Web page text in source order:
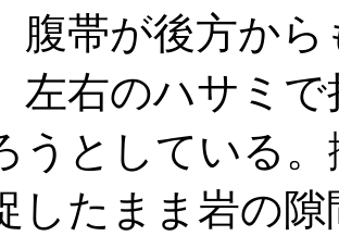
腹帯が後方か
左右のハサミ
うとしている
したまま岩の